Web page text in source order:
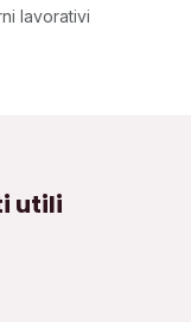
lavorativi
utili